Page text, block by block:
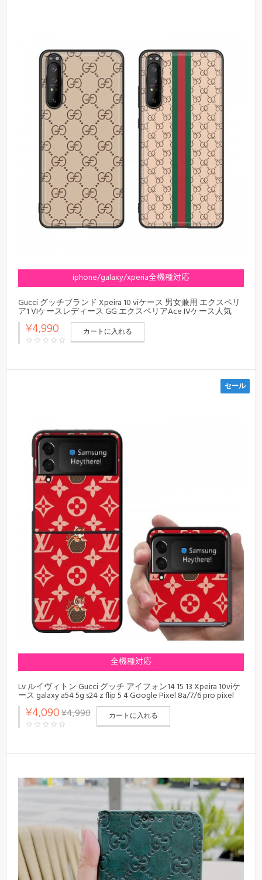
iphone/galaxy/xperia全機種対応
Gucci グッチブランド Xpeira 10 viケース 男女兼用 エクスペリ
ア1 VIケースレディース GG エクスペリアAce IVケース人気
Xperia 1/5/10iiiケース 高級 オシャレ
¥4,990 カートに入れる
セール
全機種対応
Lv ルイヴィトン Gucci グッチ アイフォン14 15 13 Xpeira 10viケ
ース galaxy a54 5g s24 z flip 5 4 Google Pixel 8a/7/6 pro pixel
fold 2ケースブランドグーグル ピクセル 7a 8a 8プロケースメ
ンズレディースGoogle Pixel 8 pro 8a pixel fold愛用ブランド
ケースカバーブランド Google Pixel 8a 8 pro 7 6 5カバー
¥4,090¥4,990 カートに入れる